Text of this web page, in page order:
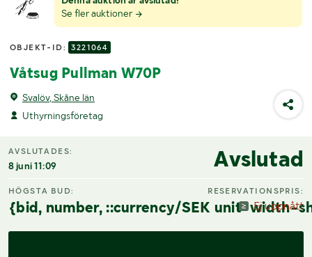
Se fler auktioner
OBJEKT-ID: 3221064
Våtsug Pullman W70P
Svalöv, Skåne län
Uthyrningsföretag
AVSLUTADES:
8 juni 11:09 Avslutad
HÖGSTA BUD:
{bid, number, ::currency/SEK unit-width-
RESERVATIONSPRIS:
Ej uppnått